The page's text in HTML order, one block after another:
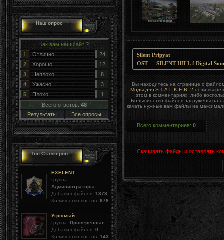
Наш опрос
Как вам наш сайт ?
1
Отлично
24
2
Хорошо
12
3
Неплохо
8
4
Ужасно
3
5
Плохо
1
Всего ответов: 48
Результаты
Все опросы
Топ Сталкеров
EXELENT
Группа:
Администраторы
Добавил файлов: 1373
Количество постов: 678
Угрюмый
Группа: Проверенные
Добавил файлов: 0
Количество постов: 143
Silent Pripyat
OST — SILENT HILL f Digital
Вы находитесь на странице с
Моды для S.T.A.L.K.E.R. 2 если вы не
этом в комментариях, либо
Большинство файлов загружены на
качать нужные вам файлы на
Всего комментариев: 0
Скачивать файлы и оставлять